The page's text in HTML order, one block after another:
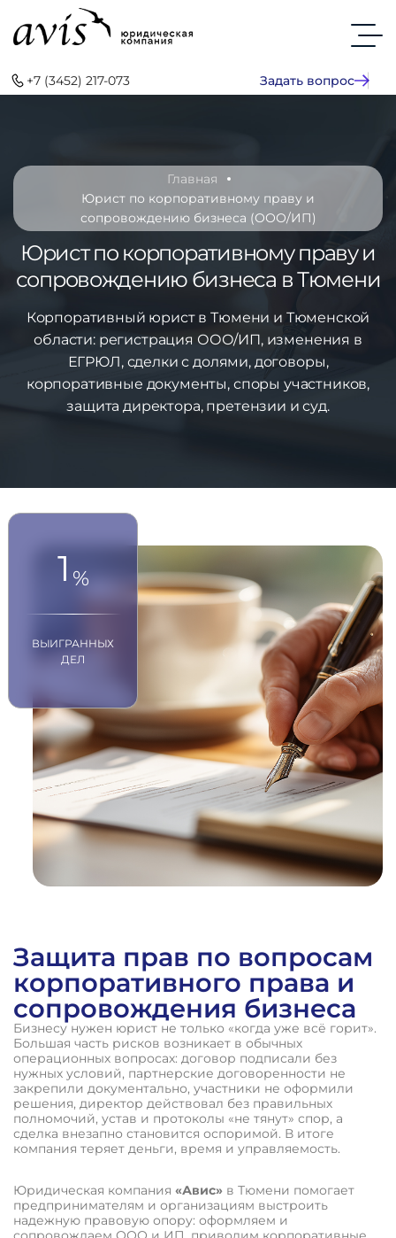
+7 (3452) 217-073 Задать вопрос
Главная
Юрист по корпоративному праву и
сопровождению бизнеса (ООО/ИП)
Юрист по корпоративному праву и
сопровождению бизнеса в Тюмени
Корпоративный юрист в Тюмени и Тюменской
области: регистрация ООО/ИП, изменения в
ЕГРЮЛ, сделки с долями, договоры,
корпоративные документы, споры участников,
защита директора, претензии и суд.
1 %
ВЫИГРАННЫХ
ДЕЛ
Защита прав по вопросам
корпоративного права и
сопровождения бизнеса
Бизнесу нужен юрист не только «когда уже всё горит».
Большая часть рисков возникает в обычных
операционных вопросах: договор подписали без
нужных условий, партнерские договоренности не
закрепили документально, участники не оформили
решения, директор действовал без правильных
полномочий, устав и протоколы «не тянут» спор, а
сделка внезапно становится оспоримой. В итоге
компания теряет деньги, время и управляемость.
Юридическая компания «Авис» в Тюмени помогает
предпринимателям и организациям выстроить
надежную правовую опору: оформляем и